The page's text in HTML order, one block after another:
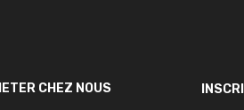
CHEZ NOUS